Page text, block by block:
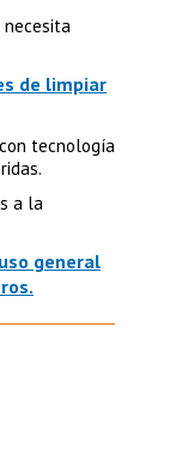
necesita
de limpiar
tecnología
a la
general